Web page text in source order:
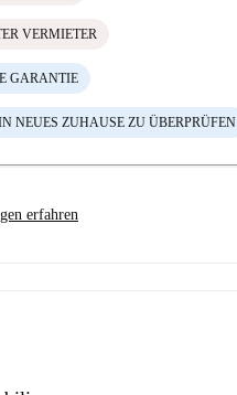
VERMIETER
GARANTIE
NEUES ZUHAUSE ZU ÜBERPRÜFEN
erfahren